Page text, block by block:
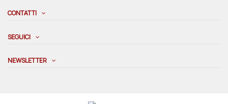
CONTATTI
SEGUICI
NEWSLETTER